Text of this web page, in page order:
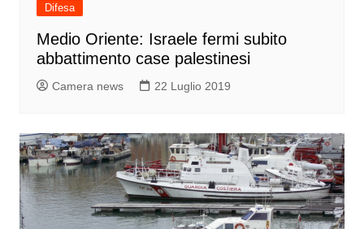
Difesa
Medio Oriente: Israele fermi subito
abbattimento case palestinesi
Camera news 22 Luglio 2019